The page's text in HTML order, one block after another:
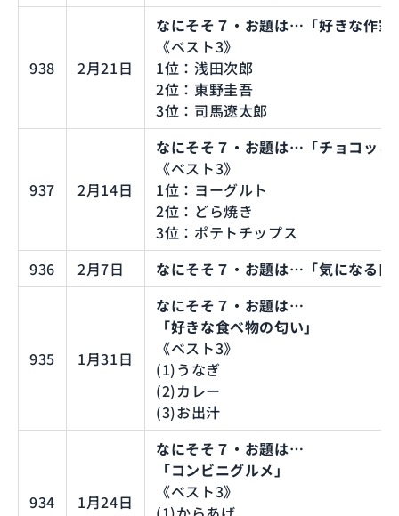
938 2月21日
なにそそ７・お題は…「好きな作家
《ベスト3》
1位：浅田次郎
2位：東野圭吾
3位：司馬遼太郎
937 2月14日
なにそそ７・お題は…「チョコッと
《ベスト3》
1位：ヨーグルト
2位：どら焼き
3位：ポテトチップス
936
2月7日 なにそそ７・お題は…「気になる口
935 1月31日
なにそそ７・お題は…
「好きな食べ物の匂い」
《ベスト3》
(1)うなぎ
(2)カレー
(3)お出汁
934 1月24日
なにそそ７・お題は…
「コンビニグルメ」
《ベスト3》